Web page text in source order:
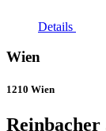
Details
Wien
1210 Wien
Reinbacher